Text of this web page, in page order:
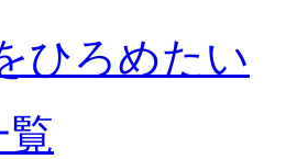
ひろめたい
覧